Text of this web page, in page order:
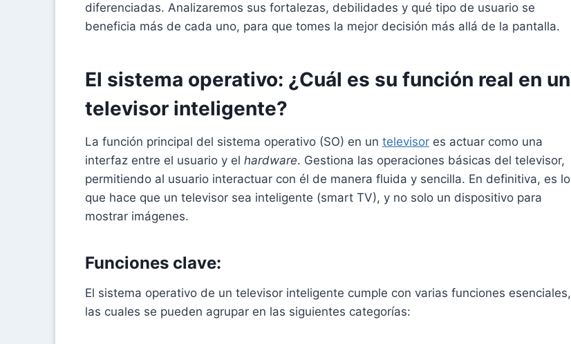
diferenciadas. Analizaremos sus fortalezas, debilidades y qué tipo de usuario se
beneficia más de cada uno, para que tomes la mejor decisión más allá de la pantalla.
El sistema operativo: ¿Cuál es su función real en un
televisor inteligente?
La función principal del sistema operativo (SO) en un televisor es actuar como una
interfaz entre el usuario y el hardware. Gestiona las operaciones básicas del televisor,
permitiendo al usuario interactuar con él de manera fluida y sencilla. En definitiva, es lo
que hace que un televisor sea inteligente (smart TV), y no solo un dispositivo para
mostrar imágenes.
Funciones clave:
El sistema operativo de un televisor inteligente cumple con varias funciones esenciales,
las cuales se pueden agrupar en las siguientes categorías: